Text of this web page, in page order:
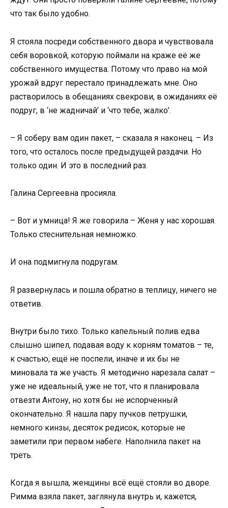
что так было удобно.
Я стояла посреди собственного двора и чувствовала
себя воровкой, которую поймали на краже её же
собственного имущества. Потому что право на мой
урожай вдруг перестало принадлежать мне. Оно
растворилось в обещаниях свекрови, в ожиданиях её
подруг, в ‘не жадничай’ и ‘что тебе, жалко’.
– Я соберу вам один пакет, – сказала я наконец. – Из
того, что осталось после предыдущей раздачи. Но
только один. И это в последний раз.
Галина Сергеевна просияла.
– Вот и умница! Я же говорила – Женя у нас хорошая.
Только стеснительная немножко.
И она подмигнула подругам.
Я развернулась и пошла обратно в теплицу, ничего не
ответив.
Внутри было тихо. Только капельный полив едва
слышно шипел, подавая воду к корням томатов – те,
к счастью, ещё не поспели, иначе и их бы не
миновала та же участь. Я методично нарезала салат –
уже не идеальный, уже не тот, что я планировала
отвезти Антону, но хотя бы не испорченный
окончательно. Я нашла пару пучков петрушки,
немного кинзы, десяток редисок, которые не
заметили при первом набеге. Наполнила пакет на
треть.
Когда я вышла, женщины всё ещё стояли во дворе.
Римма взяла пакет, заглянула внутрь и, кажется,